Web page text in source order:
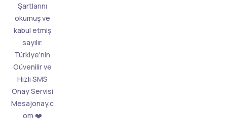
Şartlarını
okumuş ve
kabul etmiş
sayılır.
Türkiye'nin
Güvenilir ve
Hızlı SMS
Onay Servisi
Mesajonay.c
om ❤️